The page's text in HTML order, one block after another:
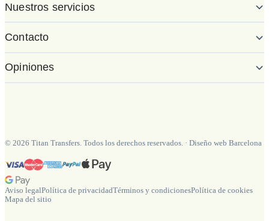
Nuestros servicios
Contacto
Opiniones
© 2026 Titan Transfers. Todos los derechos reservados. · Diseño web Barcelona
Aviso legalPolítica de privacidadTérminos y condicionesPolítica de cookies
Mapa del sitio